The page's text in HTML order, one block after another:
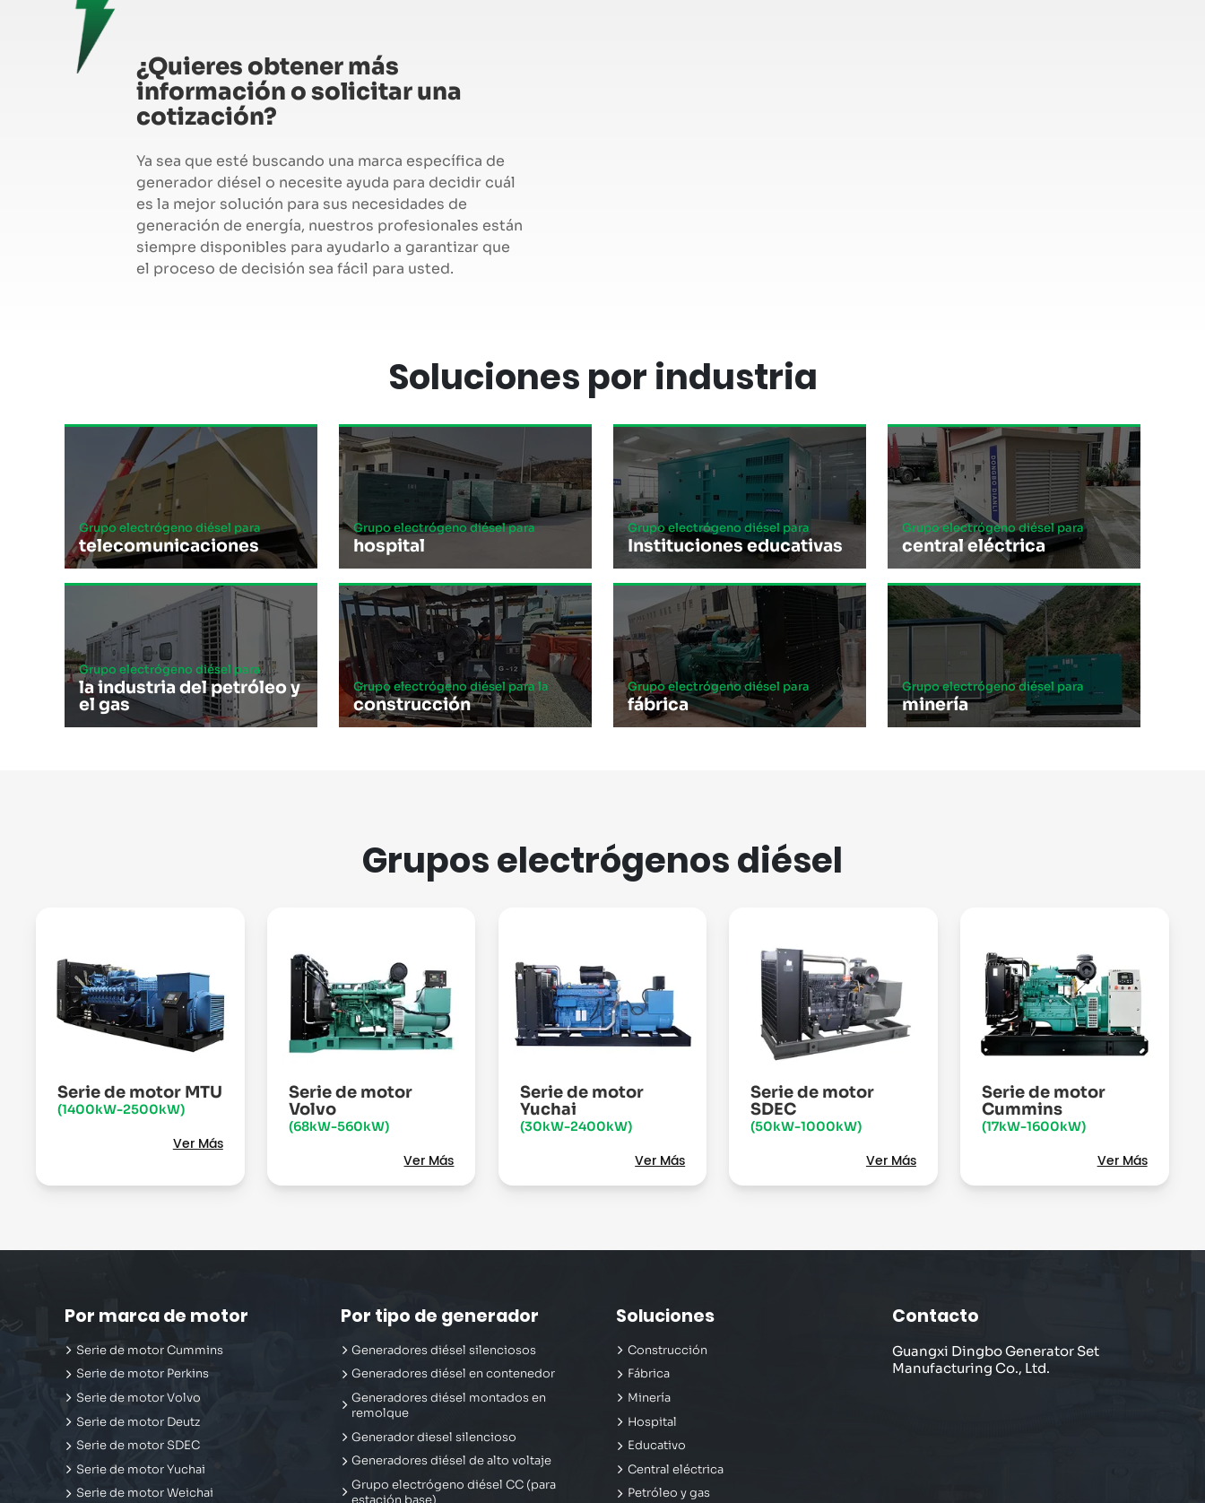
¿Quieres obtener más
información o solicitar una
cotización?
Ya sea que esté buscando una marca específica de
generador diésel o necesite ayuda para decidir cuál
es la mejor solución para sus necesidades de
generación de energía, nuestros profesionales están
siempre disponibles para ayudarlo a garantizar que
el proceso de decisión sea fácil para usted.
Soluciones por industria
Grupo electrógeno diésel para
telecomunicaciones
Grupo electrógeno diésel para
hospital
Grupo electrógeno diésel para
Instituciones educativas
Grupo electrógeno diésel para
central eléctrica
Grupo electrógeno diésel para
la industria del petróleo y
el gas
Grupo electrógeno diésel para la
construcción
Grupo electrógeno diésel para
fábrica
Grupo electrógeno diésel para
minería
Grupos electrógenos diésel
Serie de motor MTU
(1400kW-2500kW)
Ver Más
Serie de motor
Volvo
(68kW-560kW)
Ver Más
Serie de motor
Yuchai
(30kW-2400kW)
Ver Más
Serie de motor
SDEC
(50kW-1000kW)
Ver Más
Serie de motor
Cummins
(17kW-1600kW)
Ver Más
Por marca de motor
Serie de motor Cummins
Serie de motor Perkins
Serie de motor Volvo
Serie de motor Deutz
Serie de motor SDEC
Serie de motor Yuchai
Serie de motor Weichai
Por tipo de generador
Generadores diésel silenciosos
Generadores diésel en contenedor
Generadores diésel montados en
remolque
Generador diesel silencioso
Generadores diésel de alto voltaje
Grupo electrógeno diésel CC (para
estación base)
Soluciones
Construcción
Fábrica
Minería
Hospital
Educativo
Central eléctrica
Petróleo y gas
Contacto
Guangxi Dingbo Generator Set
Manufacturing Co., Ltd.